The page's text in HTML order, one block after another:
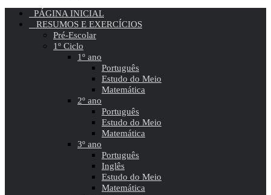
PÁGINA INICIAL
RESUMOS E EXERCÍCIOS
Pré-Escolar
1º Ciclo
1º ano
Português
Estudo do Meio
Matemática
2º ano
Português
Estudo do Meio
Matemática
3º ano
Português
Inglês
Estudo do Meio
Matemática